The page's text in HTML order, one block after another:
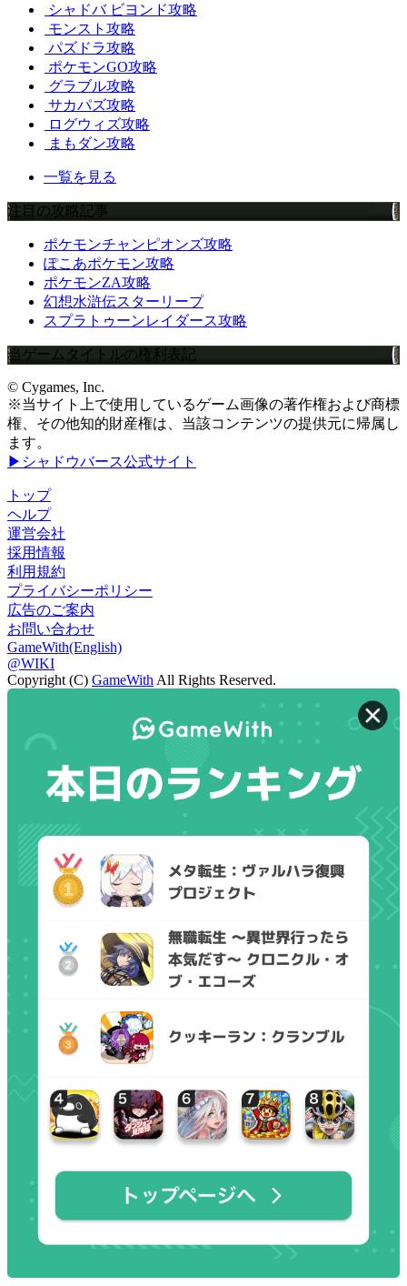
シャドバ ビヨンド攻略
モンスト攻略
パズドラ攻略
ポケモンGO攻略
グラブル攻略
サカパズ攻略
ログウィズ攻略
まもダン攻略
一覧を見る
注目の攻略記事
ポケモンチャンピオンズ攻略
ぽこあポケモン攻略
ポケモンZA攻略
幻想水滸伝スターリープ
スプラトゥーンレイダース攻略
当ゲームタイトルの権利表記
© Cygames, Inc.
※当サイト上で使用しているゲーム画像の著作権および商標
権、その他知的財産権は、当該コンテンツの提供元に帰属し
ます。
▶シャドウバース公式サイト
トップ
ヘルプ
運営会社
採用情報
利用規約
プライバシーポリシー
広告のご案内
お問い合わせ
GameWith(English)
@WIKI
Copyright (C) GameWith All Rights Reserved.